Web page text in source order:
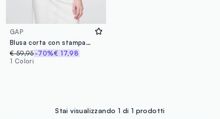
GAP
Blusa corta con stampa ciliegie
€ 59,95-70%€ 17,98
1 Colori
Stai visualizzando 1 di 1 prodotti